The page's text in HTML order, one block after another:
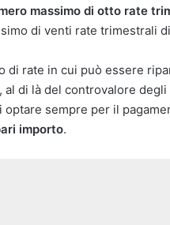
massimo di otto rate
di venti rate trimestrali
di rate in cui può essere
di là del controvalore
sempre per il
importo.